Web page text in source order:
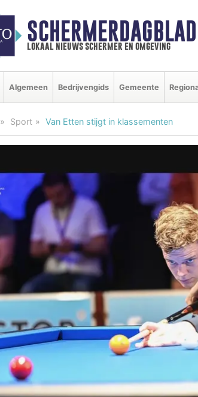
lokaal nieuws schermer en omgeving
Algemeen Bedrijvengids Gemeente
Sport Van Etten stijgt in klassementen